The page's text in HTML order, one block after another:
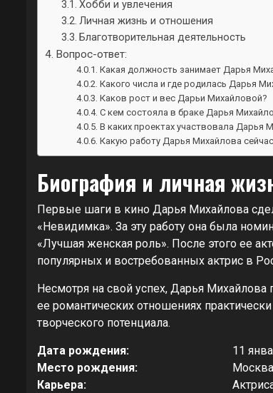
Хобби и увлечения
Личная жизнь и отношения
Благотворительная деятельность
Вопрос-ответ:
Какая должность занимает Дарья
Какого числа и где родилась Дарья
Каков рост и вес Дарьи Михайловой?
С кем состояла в браке Дарья
В каких проектах участвовала Дарья
Какую работу Дарья Михайлова
Биография и личная
Первые шаги в кино Дарья Михайлова
«Невидимка». За эту работу она была
«Лучшая женская роль». После этого ее
популярных и востребованных актрис в
Несмотря на свой успех, Дарья
ее романтических отношениях
творческого потенциала.
Дата рождения:
11
Место рождения:
Москва
Карьера: